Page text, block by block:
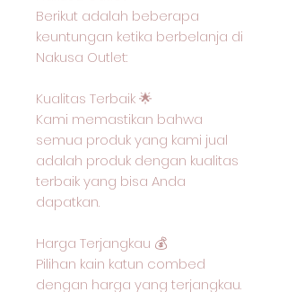
Berikut adalah beberapa
keuntungan ketika berbelanja di
Nakusa Outlet:
Kualitas Terbaik 🌟
Kami memastikan bahwa
semua produk yang kami jual
adalah produk dengan kualitas
terbaik yang bisa Anda
dapatkan.
Harga Terjangkau 💰
Pilihan kain katun combed
dengan harga yang terjangkau.